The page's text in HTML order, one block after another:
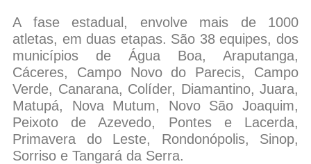
A fase estadual, envolve mais de 1000
atletas, em duas etapas. São 38 equipes, dos
municípios de Água Boa, Araputanga,
Cáceres, Campo Novo do Parecis, Campo
Verde, Canarana, Colíder, Diamantino, Juara,
Matupá, Nova Mutum, Novo São Joaquim,
Peixoto de Azevedo, Pontes e Lacerda,
Primavera do Leste, Rondonópolis, Sinop,
Sorriso e Tangará da Serra.